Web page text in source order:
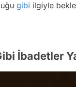
gibi ilgiyle
İbadetler